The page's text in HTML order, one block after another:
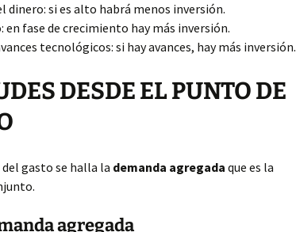
dinero: si es alto habrá menos inversión.
fase de crecimiento hay más inversión.
tecnológicos: si hay avances, hay más inversión.
DESDE EL PUNTO DE
gasto se halla la demanda agregada que es la
agregada